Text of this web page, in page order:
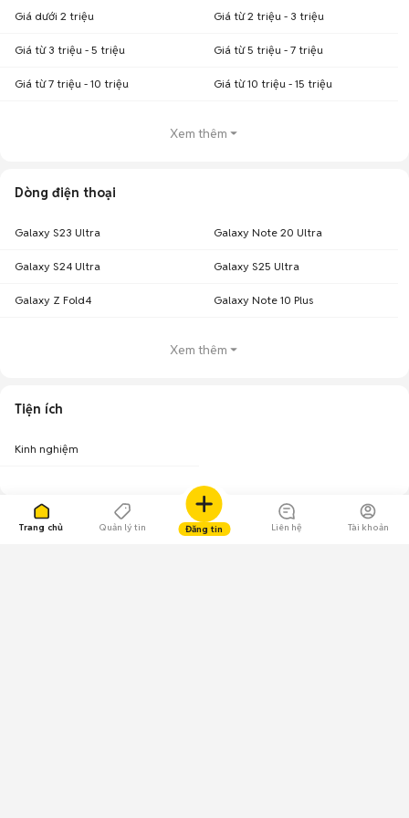
Trang chủ Quản lý tin Đăng tin Liên hệ Tài khoản
Giá dưới 2 triệu Giá từ 2 triệu - 3 triệu
Giá từ 3 triệu - 5 triệu Giá từ 5 triệu - 7 triệu
Giá từ 7 triệu - 10 triệu Giá từ 10 triệu - 15 triệu
Xem thêm
Dòng điện thoại
Galaxy S23 Ultra Galaxy Note 20 Ultra
Galaxy S24 Ultra Galaxy S25 Ultra
Galaxy Z Fold4 Galaxy Note 10 Plus
Xem thêm
Tiện ích
Kinh nghiệm